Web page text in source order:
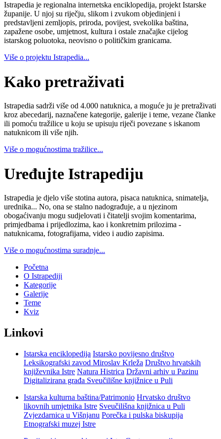
Istrapedia je regionalna internetska enciklopedija, projekt Istarske
županije. U njoj su riječju, slikom i zvukom objedinjeni i
predstavljeni zemljopis, priroda, povijest, svekolika baština,
zapažene osobe, umjetnost, kultura i ostale značajke cijelog
istarskog poluotoka, neovisno o političkim granicama.
Više o projektu Istrapedia...
Kako pretraživati
Istrapedia sadrži više od 4.000 natuknica, a moguće ju je pretraživati
kroz abecedarij, naznačene kategorije, galerije i teme, vezane članke
ili pomoću tražilice u koju se upisuju riječi povezane s iskanom
natuknicom ili više njih.
Više o mogućnostima tražilice...
Uređujte Istrapediju
Istrapedia je djelo više stotina autora, pisaca natuknica, snimatelja,
urednika... No, ona se stalno nadograđuje, a u njezinom
obogaćivanju mogu sudjelovati i čitatelji svojim komentarima,
primjedbama i prijedlozima, kao i konkretnim prilozima -
natuknicama, fotografijama, video i audio zapisima.
Više o mogućnostima suradnje...
Početna
O Istrapediji
Kategorije
Galerije
Teme
Kviz
Linkovi
Istarska enciklopedija Istarsko povijesno društvo
Leksikografski zavod Miroslav Krleža Društvo hrvatskih
književnika Istre Natura Histrica Državni arhiv u Pazinu
Digitalizirana građa Sveučilišne knjižnice u Puli
Istarska kulturna baština/Patrimonio Hrvatsko društvo
likovnih umjetnika Istre Sveučilišna knjižnica u Puli
Zvjezdarnica u Višnjanu Porečka i pulska biskupija
Etnografski muzej Istre